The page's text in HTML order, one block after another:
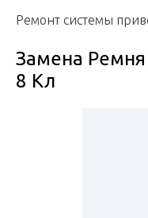
Ремонт системы
Замена Ремня
8 Кл